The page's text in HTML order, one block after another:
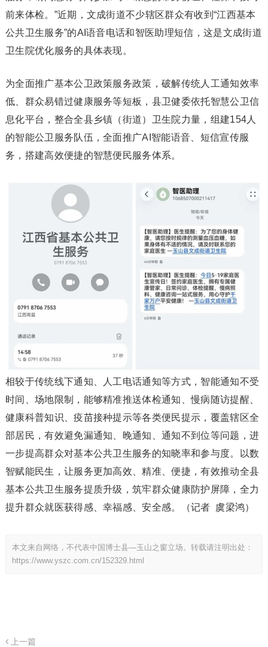
前来体检。”近期，文成街道不少辖区群众有收到“江西基本
公共卫生服务”的AI语音电话和智医助理短信，这是文成街道
卫生院优化服务的具体表现。
为全面推广基本公卫政策服务政策，破解传统人工通知效率
低、群众易错过健康服务等短板，县卫健委依托智慧公卫信
息化平台，整合全县乡镇（街道）卫生院力量，组建154人
的智能公卫服务队伍，全面推广AI智能语音、短信宣传服
务，搭建高效便捷的智慧便民服务体系。
相较于传统线下通知、人工电话通知等方式，智能通知不受
时间、场地限制，能够精准推送体检通知、慢病随访提醒、
健康科普知识、疫苗接种提示等各类便民提示，覆盖辖区全
部居民，有效避免漏通知、晚通知、通知不到位等问题，进
一步提高群众对基本公共卫生服务的知晓率和参与度。以数
智赋能民生，让服务更加高效、精准、便捷，有效推动全县
基本公共卫生服务提质升级，筑牢群众健康防护屏障，全力
提升群众就医获得感、幸福感、安全感。（记者 虞梁鸿）
本文来自网络，不代表中国博士县—玉山之窗立场。转载请注明出处：
https://www.yszc.com.cn/152329.html
上一篇